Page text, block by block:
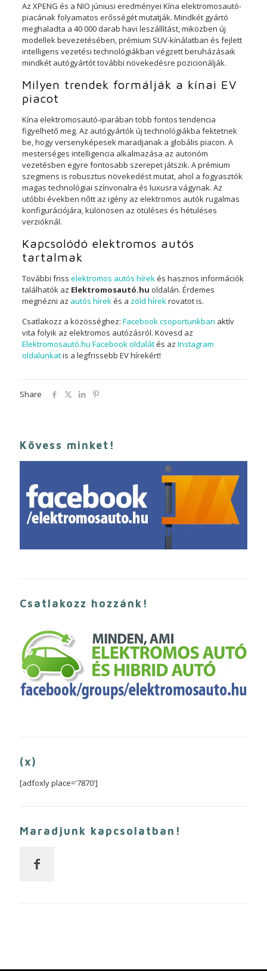
Az XPENG és a NIO júniusi eredményei Kína elektromosautó-
piacának folyamatos erősségét mutatják. Mindkét gyártó
meghaladta a 40 000 darab havi leszállítást, miközben új
modellek bevezetésében, prémium SUV-kínálatban és fejlett
intelligens vezetési technológiákban végzett beruházásaik
mindkét autógyártót további növekedésre pozicionálják.
Milyen trendek formálják a kínai EV
piacot
Kína elektromosautó-iparában több fontos tendencia
figyelhető meg. Az autógyártók új technológiákba fektetnek
be, hogy versenyképesek maradjanak a globális piacon. A
mesterséges intelligencia alkalmazása az autonóm
vezetésben egyre fontosabb szerepet játszik. A prémium
szegmens is robusztus növekedést mutat, ahol a fogyasztók
magas technológiai színvonalra és luxusra vágynak. Az
utóbbi években nőtt az igény az elektromos autók rugalmas
konfigurációjára, különösen az ötüléses és hétuléses
verzióknál.
Kapcsolódó elektromos autós
tartalmak
További friss elektromos autós hírekés hasznos információk
találhatók az Elektromosautó.hu oldalán. Érdemes
megnézni az autós hírekés a zöld hírekrovatot is.
Csatlakozz a közösséghez: Facebook csoportunkban aktív
vita folyik az elektromos autózásról. Kövesd az
Elektromosautó.hu Facebook oldalátés az Instagram
oldalunkatis a legfrissebb EV hírekért!
Share
Kövess minket!
Csatlakozz hozzánk!
(x)
[adfoxly place='7870']
Maradjunk kapcsolatban!